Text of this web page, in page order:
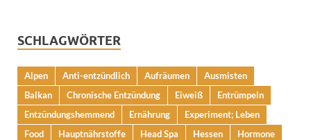
SCHLAGWÖRTER
Alpen Anti-entzündlich Aufräumen
Ausmisten
Balkan
Chronische Entzündung Eiweiß
Entrümpeln
Entzündungshemmend
Ernährung
Experiment; Leben
Food
Hauptnährstoffe Head Spa Hessen
Hormone